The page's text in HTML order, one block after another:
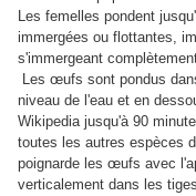
Les femelles pondent
immergées ou flottantes,
s'immergeant
Les œufs sont pondus
niveau de l'eau et en
Wikipedia jusqu'à 90
toutes les autres espèces
poignarde les œufs avec
verticalement dans les